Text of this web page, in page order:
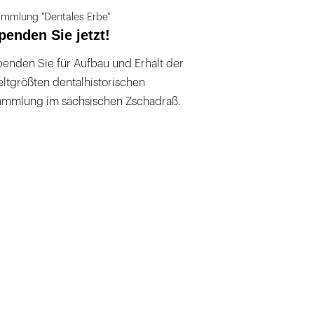
"Dentales Erbe"
Sie jetzt!
Sie für Aufbau und Erhalt der
dentalhistorischen
im sächsischen Zschadraß.